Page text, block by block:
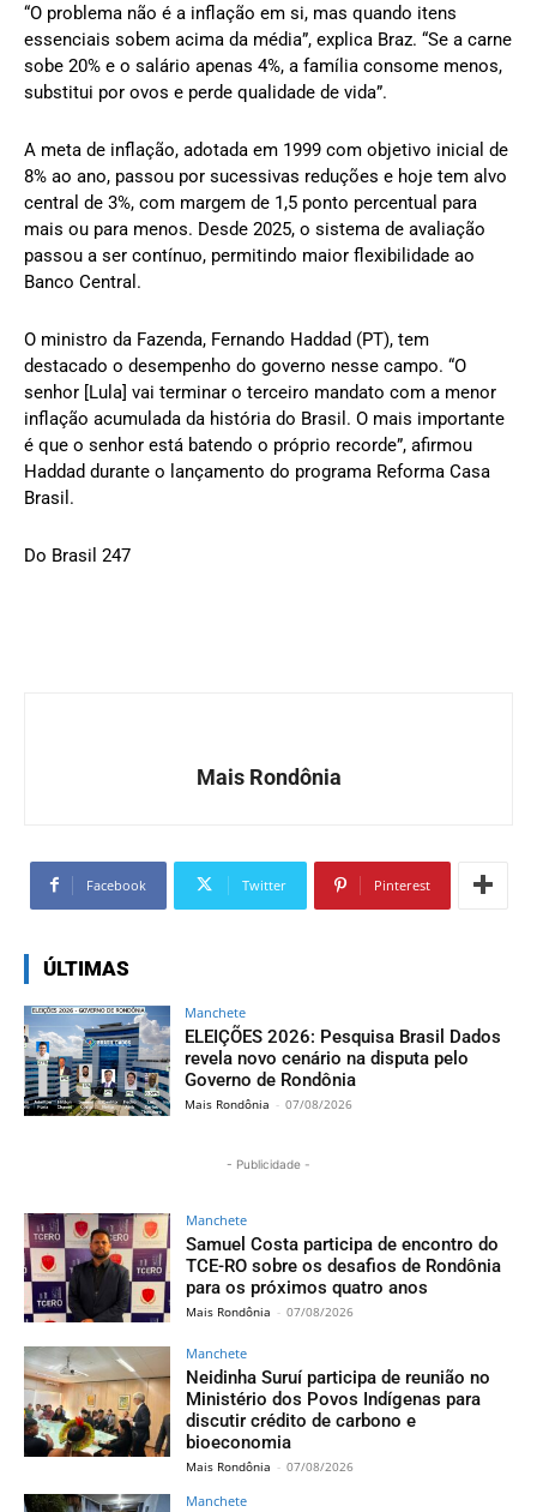
“O problema não é a inflação em si, mas quando itens
essenciais sobem acima da média”, explica Braz. “Se a carne
sobe 20% e o salário apenas 4%, a família consome menos,
substitui por ovos e perde qualidade de vida”.
A meta de inflação, adotada em 1999 com objetivo inicial de
8% ao ano, passou por sucessivas reduções e hoje tem alvo
central de 3%, com margem de 1,5 ponto percentual para
mais ou para menos. Desde 2025, o sistema de avaliação
passou a ser contínuo, permitindo maior flexibilidade ao
Banco Central.
O ministro da Fazenda, Fernando Haddad (PT), tem
destacado o desempenho do governo nesse campo. “O
senhor [Lula] vai terminar o terceiro mandato com a menor
inflação acumulada da história do Brasil. O mais importante
é que o senhor está batendo o próprio recorde”, afirmou
Haddad durante o lançamento do programa Reforma Casa
Brasil.
Do Brasil 247
Mais Rondônia
Facebook Twitter Pinterest
ÚLTIMAS
Manchete
ELEIÇÕES 2026: Pesquisa Brasil Dados
revela novo cenário na disputa pelo
Governo de Rondônia
Mais Rondônia - 07/08/2026
- Publicidade -
Manchete
Samuel Costa participa de encontro do
TCE-RO sobre os desafios de Rondônia
para os próximos quatro anos
Mais Rondônia - 07/08/2026
Manchete
Neidinha Suruí participa de reunião no
Ministério dos Povos Indígenas para
discutir crédito de carbono e
bioeconomia
Mais Rondônia - 07/08/2026
Manchete